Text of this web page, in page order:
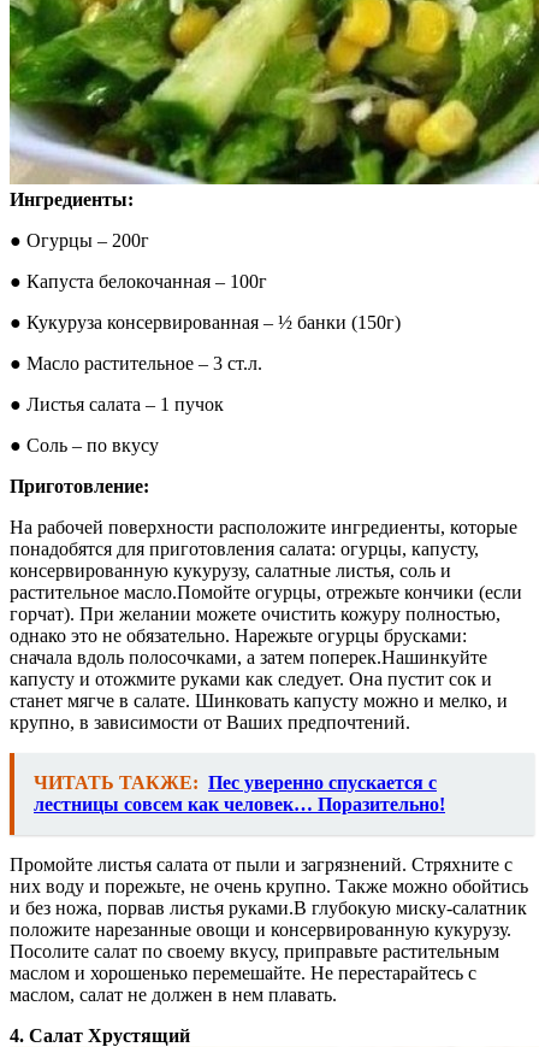
Ингредиенты:
● Огурцы – 200г
● Капуста белокочанная – 100г
● Кукуруза консервированная – ½ банки (150г)
● Масло растительное – 3 ст.л.
● Листья салата – 1 пучок
● Соль – по вкусу
Приготовление:
На рабочей поверхности расположите ингредиенты, которые
понадобятся для приготовления салата: огурцы, капусту,
консервированную кукурузу, салатные листья, соль и
растительное масло.Помойте огурцы, отрежьте кончики (если
горчат). При желании можете очистить кожуру полностью,
однако это не обязательно. Нарежьте огурцы брусками:
сначала вдоль полосочками, а затем поперек.Нашинкуйте
капусту и отожмите руками как следует. Она пустит сок и
станет мягче в салате. Шинковать капусту можно и мелко, и
крупно, в зависимости от Ваших предпочтений.
ЧИТАТЬ ТАКЖЕ: Пес уверенно спускается с
лестницы совсем как человек… Поразительно!
Промойте листья салата от пыли и загрязнений. Стряхните с
них воду и порежьте, не очень крупно. Также можно обойтись
и без ножа, порвав листья руками.В глубокую миску-салатник
положите нарезанные овощи и консервированную кукурузу.
Посолите салат по своему вкусу, приправьте растительным
маслом и хорошенько перемешайте. Не перестарайтесь с
маслом, салат не должен в нем плавать.
4. Салат Хрустящий